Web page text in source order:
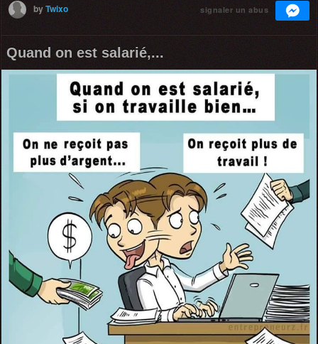
byTwixo signaler un abus
Quand on est salarié,...